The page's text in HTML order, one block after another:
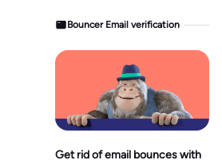
Bouncer Email verification
Get rid of email bounces with